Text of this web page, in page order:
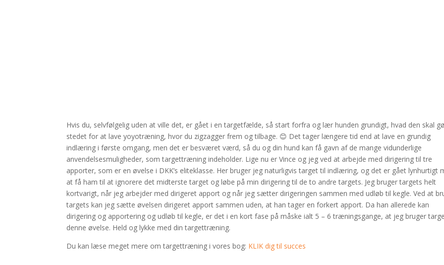
Hvis du, selvfølgelig uden at ville det, er gået i en targetfælde, så start forfra og lær hunden grundigt, hvad den skal
stedet for at lave yoyotræning, hvor du zigzagger frem og tilbage. 😊 Det tager længere tid end at lave en grundig
indlæring i første omgang, men det er besværet værd, så du og din hund kan få gavn af de mange vidunderlige
anvendelsesmuligheder, som targettræning indeholder. Lige nu er Vince og jeg ved at arbejde med dirigering til tre
apporter, som er en øvelse i DKK’s eliteklasse. Her bruger jeg naturligvis target til indlæring, og det er gået lynhurtigt
at få ham til at ignorere det midterste target og løbe på min dirigering til de to andre targets. Jeg bruger targets helt
kortvarigt, når jeg arbejder med dirigeret apport og når jeg sætter dirigeringen sammen med udløb til kegle. Ved at
targets kan jeg sætte øvelsen dirigeret apport sammen uden, at han tager en forkert apport. Da han allerede kan
dirigering og apportering og udløb til kegle, er det i en kort fase på måske ialt 5 – 6 træningsgange, at jeg bruger
denne øvelse. Held og lykke med din targettræning.
Du kan læse meget mere om targettræning i vores bog: KLIK dig til succes